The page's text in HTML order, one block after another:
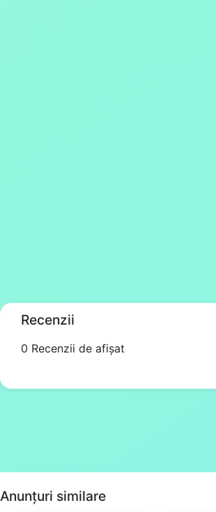
Recenzii
0 Recenzii de afișat
Anunțuri similare